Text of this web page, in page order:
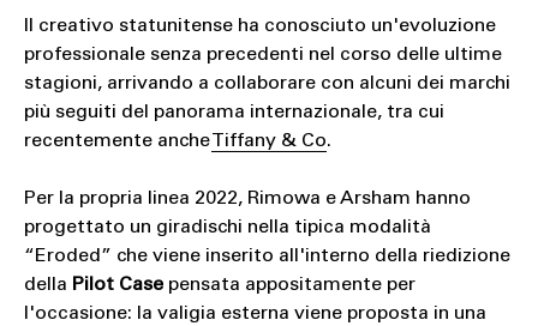
Il creativo statunitense ha conosciuto un'evoluzione
professionale senza precedenti nel corso delle ultime
stagioni, arrivando a collaborare con alcuni dei marchi
più seguiti del panorama internazionale, tra cui
recentemente anche Tiffany & Co.
Per la propria linea 2022, Rimowa e Arsham hanno
progettato un giradischi nella tipica modalità
“Eroded” che viene inserito all'interno della riedizione
della Pilot Casepensata appositamente per
l'occasione: la valigia esterna viene proposta in una